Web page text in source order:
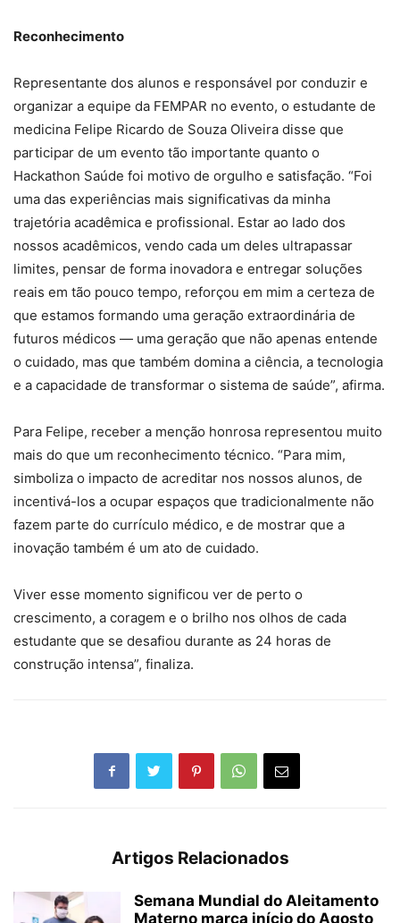
Reconhecimento
Representante dos alunos e responsável por conduzir e
organizar a equipe da FEMPAR no evento, o estudante de
medicina Felipe Ricardo de Souza Oliveira disse que
participar de um evento tão importante quanto o
Hackathon Saúde foi motivo de orgulho e satisfação. “Foi
uma das experiências mais significativas da minha
trajetória acadêmica e profissional. Estar ao lado dos
nossos acadêmicos, vendo cada um deles ultrapassar
limites, pensar de forma inovadora e entregar soluções
reais em tão pouco tempo, reforçou em mim a certeza de
que estamos formando uma geração extraordinária de
futuros médicos — uma geração que não apenas entende
o cuidado, mas que também domina a ciência, a tecnologia
e a capacidade de transformar o sistema de saúde”, afirma.
Para Felipe, receber a menção honrosa representou muito
mais do que um reconhecimento técnico. “Para mim,
simboliza o impacto de acreditar nos nossos alunos, de
incentivá-los a ocupar espaços que tradicionalmente não
fazem parte do currículo médico, e de mostrar que a
inovação também é um ato de cuidado.
Viver esse momento significou ver de perto o
crescimento, a coragem e o brilho nos olhos de cada
estudante que se desafiou durante as 24 horas de
construção intensa”, finaliza.
Artigos Relacionados
Semana Mundial do Aleitamento
Materno marca início do Agosto